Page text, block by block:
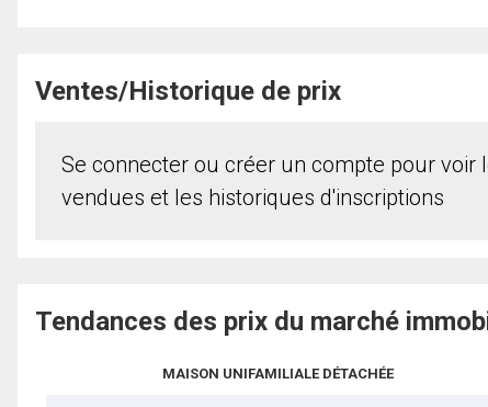
Ventes/Historique de prix
Se connecter ou créer un compte pour voir
vendues et les historiques d'inscriptions
Tendances des prix du marché
MAISON UNIFAMILIALE DÉTACHÉE